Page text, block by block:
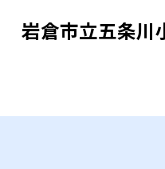
岩倉市立五条川